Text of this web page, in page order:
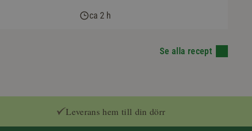
ca 2 h
Se alla recept
Leverans hem till din dörr